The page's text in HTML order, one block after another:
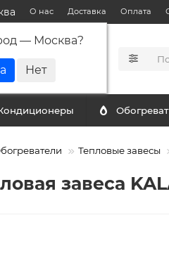
— Москва?
О нас Доставка Оплата
Тепловые завесы
завеса